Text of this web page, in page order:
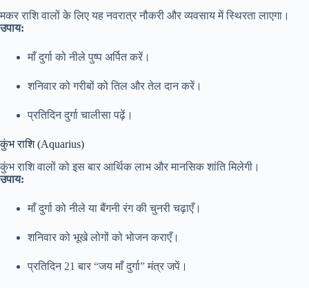
मकर राशि वालों के लिए यह नवरात्र नौकरी और व्यवसाय में स्थिरता लाएगा।
उपाय:
माँ दुर्गा को नीले पुष्प अर्पित करें।
शनिवार को गरीबों को तिल और तेल दान करें।
प्रतिदिन दुर्गा चालीसा पढ़ें।
कुंभ राशि (Aquarius)
कुंभ राशि वालों को इस बार आर्थिक लाभ और मानसिक शांति मिलेगी।
उपाय:
माँ दुर्गा को नीले या बैंगनी रंग की चुनरी चढ़ाएँ।
शनिवार को भूखे लोगों को भोजन कराएँ।
प्रतिदिन 21 बार “जय माँ दुर्गा” मंत्र जपें।